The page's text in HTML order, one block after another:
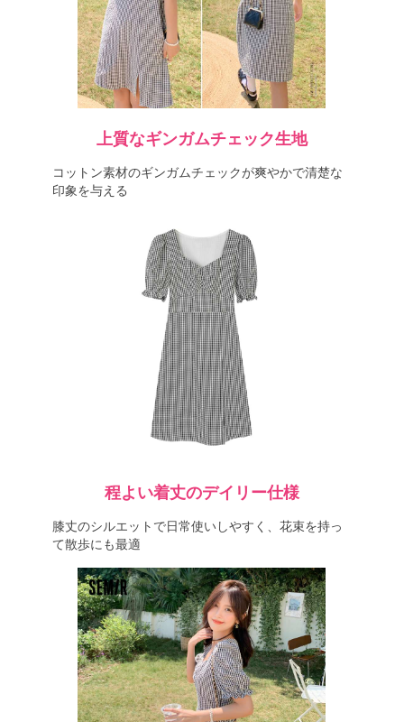
上質なギンガムチェック生地
コットン素材のギンガムチェックが爽やかで清楚な
印象を与える
程よい着丈のデイリー仕様
膝丈のシルエットで日常使いしやすく、花束を持っ
て散歩にも最適